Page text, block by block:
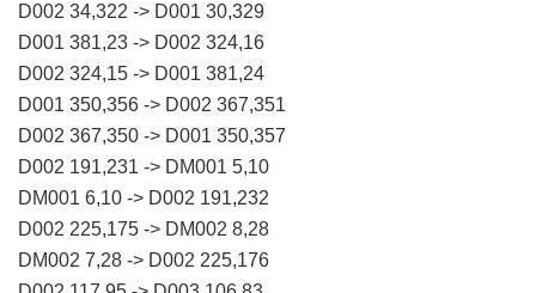
D002 34,322 -> D001 30,329
D001 381,23 -> D002 324,16
D002 324,15 -> D001 381,24
D001 350,356 -> D002 367,351
D002 367,350 -> D001 350,357
D002 191,231 -> DM001 5,10
DM001 6,10 -> D002 191,232
D002 225,175 -> DM002 8,28
DM002 7,28 -> D002 225,176